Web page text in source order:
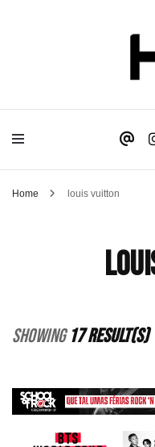
Home louis vuitton
Showing17 Result(s)